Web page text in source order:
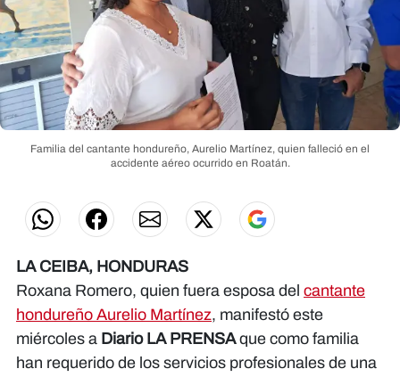
Familia del cantante hondureño, Aurelio Martínez, quien falleció en el
accidente aéreo ocurrido en Roatán.
LA CEIBA, HONDURAS
Roxana Romero, quien fuera esposa del cantante
hondureño Aurelio Martínez, manifestó este
miércoles a Diario LA PRENSAque como familia
han requerido de los servicios profesionales de una